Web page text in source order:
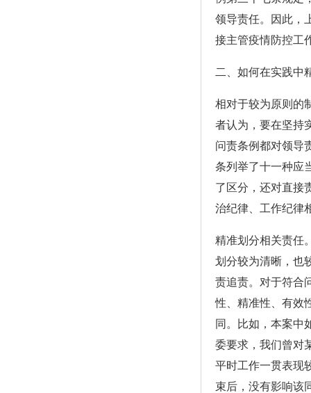
领导责任。因此，
接主管疫情防控工
二、如何在实践中
相对于较为原则的
者认为，要在坚持
问责条例都对领导
条列举了十一种应
了区分，还对直接
治纪律、工作纪律
精准划分相关责任
划分较为清晰，也
责追责。对于符合
性、精准性、有效
同。比如，本案中
委要求，我们曾对
平时工作一贯表现
束后，没有影响该